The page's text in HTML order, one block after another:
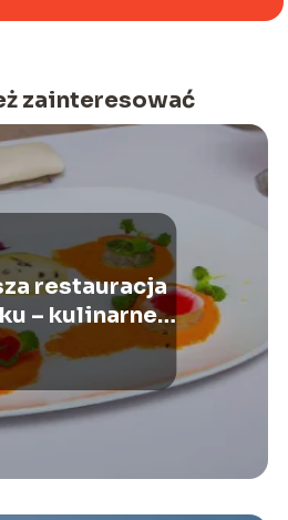
zainteresować
restauracja
– kulinarne
nad Wisłą